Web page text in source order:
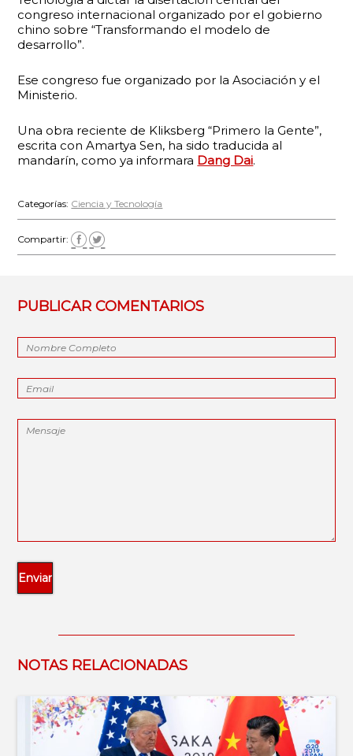
congreso internacional organizado por el gobierno
chino sobre “Transformando el modelo de
desarrollo”.
Ese congreso fue organizado por la Asociación y el
Ministerio.
Una obra reciente de Kliksberg “Primero la Gente”,
escrita con Amartya Sen, ha sido traducida al
mandarín, como ya informara Dang Dai.
Categorías: Ciencia y Tecnología
Compartir:
PUBLICAR COMENTARIOS
NOTAS RELACIONADAS